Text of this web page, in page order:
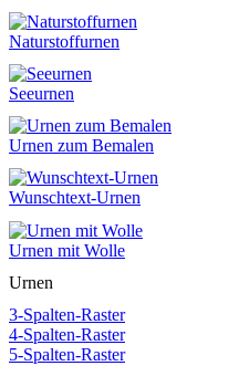
Naturstoffurnen
Seeurnen
Urnen zum Bemalen
Wunschtext-Urnen
Urnen mit Wolle
Urnen
3-Spalten-Raster
4-Spalten-Raster
5-Spalten-Raster